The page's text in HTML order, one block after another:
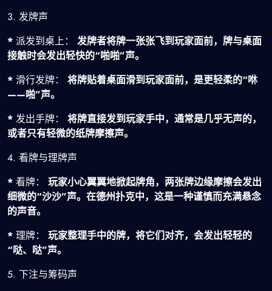
3. 发牌声
* 派发到桌上：
发牌者将牌一张张飞到玩家面前，牌与桌面
接触时会发出轻快的“啪啪”声。
* 滑行发牌：
将牌贴着桌面滑到玩家面前，是更轻柔的“咻
——啪”声。
* 发出手牌：
将牌直接发到玩家手中，通常是几乎无声的，
或者只有轻微的纸牌摩擦声。
4. 看牌与理牌声
* 看牌：
玩家小心翼翼地掀起牌角，两张牌边缘摩擦会发出
细微的“沙沙”声。在德州扑克中，这是一种谨慎而充满悬念
的声音。
* 理牌：
玩家整理手中的牌，将它们对齐，会发出轻轻的
“哒、哒”声。
5. 下注与筹码声